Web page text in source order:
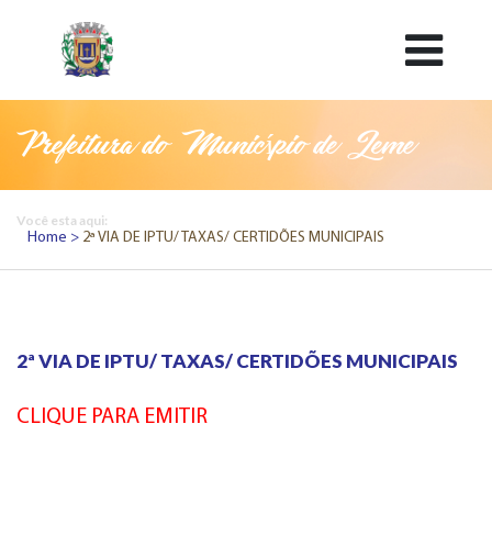
Prefeitura do Município de Leme
Você esta aqui:
Home
2ª VIA DE IPTU/ TAXAS/ CERTIDÕES MUNICIPAIS
2ª VIA DE IPTU/ TAXAS/ CERTIDÕES MUNICIPAIS
CLIQUE PARA EMITIR